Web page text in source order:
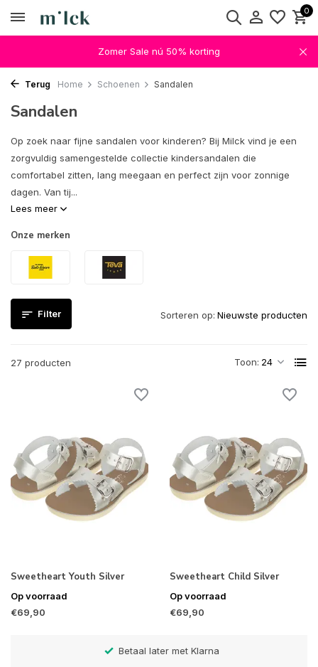
0
Zomer Sale nú 50% korting
Terug Home Schoenen Sandalen
Sandalen
Op zoek naar fijne sandalen voor kinderen? Bij Milck vind je een
zorgvuldig samengestelde collectie kindersandalen die
comfortabel zitten, lang meegaan en perfect zijn voor zonnige
dagen. Van tij...
Lees meer
Onze merken
Filter
27 producten Toon:
Sorteren op:
Sweetheart Youth Silver
Op voorraad
€69,90
Sweetheart Child Silver
Op voorraad
€69,90
Betaal later met Klarna